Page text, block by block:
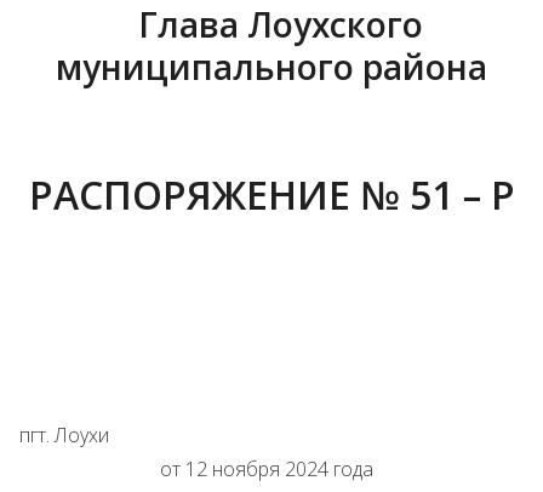
Глава Лоухского
муниципального района
РАСПОРЯЖЕНИЕ № 51 – Р
пгт. Лоухи
от 12 ноября 2024 года